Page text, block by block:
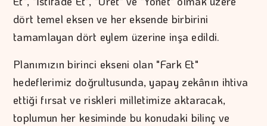
dört temel eksen ve her eksende birbirini
tamamlayan dört eylem üzerine inşa edildi.
Planımızın birinci ekseni olan "Fark Et"
hedeflerimiz doğrultusunda, yapay zekânın ihtiva
ettiği fırsat ve riskleri milletimize aktaracak,
toplumun her kesiminde bu konudaki bilinç ve